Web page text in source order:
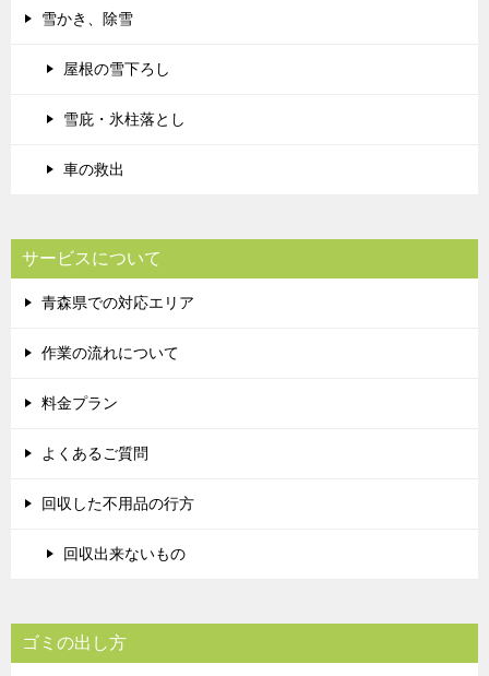
雪かき、除雪
屋根の雪下ろし
雪庇・氷柱落とし
車の救出
サービスについて
青森県での対応エリア
作業の流れについて
料金プラン
よくあるご質問
回収した不用品の行方
回収出来ないもの
ゴミの出し方